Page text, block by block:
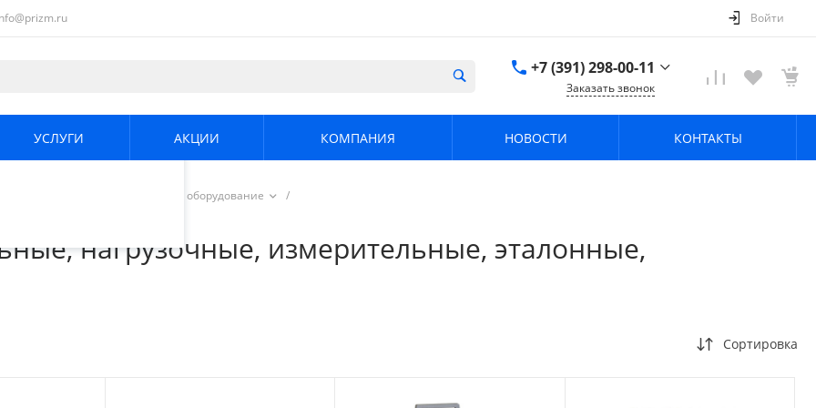
и
Продолжая
использования.
.
Войти
+7 (391) 298-00-11
г. Красноярск, пер.
Заказать звонок
УСЛУГИ АКЦИИ КОМПАНИЯ НОВОСТИ КОНТАКТЫ
Электротехническое оборудование
/
автотрансформаторы)
нагрузочные, измерительные, эталонные,
Сортировка